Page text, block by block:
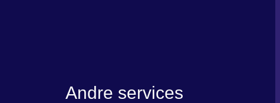
Andre services